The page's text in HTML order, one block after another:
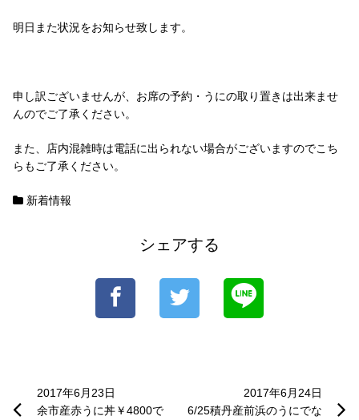
明日また状況をお知らせ致します。
申し訳ございませんが、お席の予約・うにの取り置きは出来ませ
んのでご了承ください。
また、店内混雑時は電話に出られない場合がございますのでこち
らもご了承ください。
新着情報
シェアする
2017年6月23日
余市産赤うに丼￥4800で
2017年6月24日
6/25積丹産前浜のうにでな